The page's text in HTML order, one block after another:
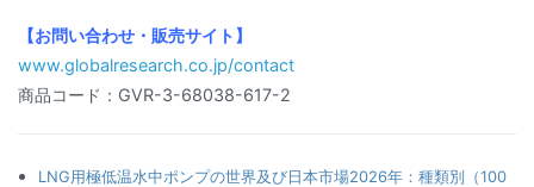
【お問い合わせ・販売サイト】
www.globalresearch.co.jp/contact
商品コード：GVR-3-68038-617-2
LNG用極低温水中ポンプの世界及び日本市場2026年：種類別（100